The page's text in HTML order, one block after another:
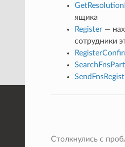
},
ящика
Register—
сотрудники
Столкнулись с